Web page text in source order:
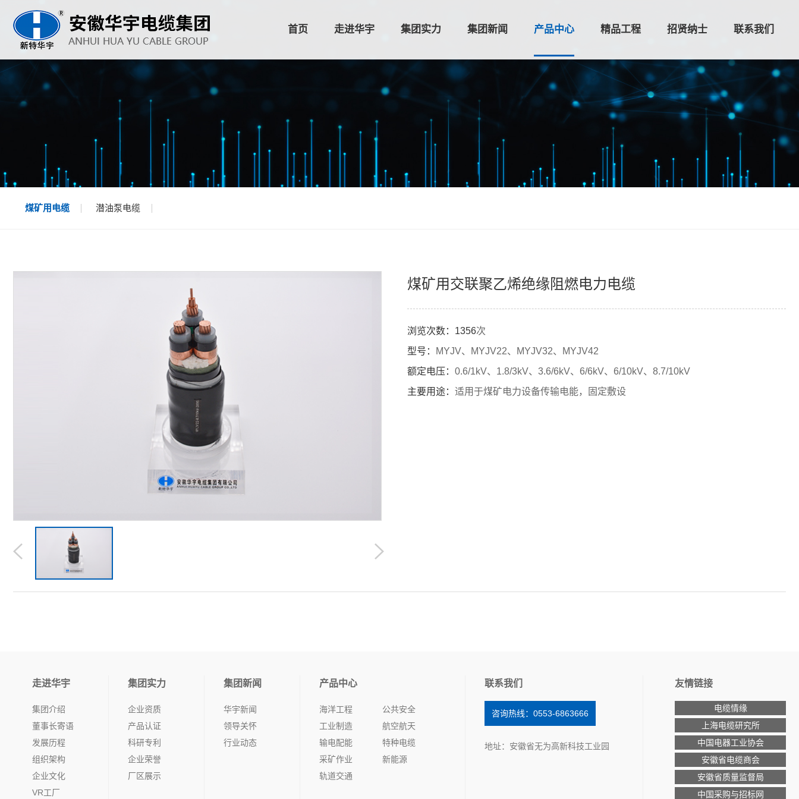
首页 走进华宇 集团实力 集团新闻 产品中心 精品工程 招贤纳士 联系我们
煤矿用电缆 潜油泵电缆
煤矿用交联聚乙烯绝缘阻燃电力电缆
浏览次数： 1356次
型号：
MYJV、MYJV22、MYJV32、MYJV42
额定电压： 0.6/1kV、1.8/3kV、3.6/6kV、6/6kV、6/10kV、8.7/10kV
主要用途： 适用于煤矿电力设备传输电能，固定敷设
走进华宇
集团介绍
董事长寄语
发展历程
组织架构
企业文化
VR工厂
集团实力
企业资质
产品认证
科研专利
企业荣誉
厂区展示
集团新闻
华宇新闻
领导关怀
行业动态
产品中心
海洋工程
工业制造
输电配能
采矿作业
轨道交通
公共安全
航空航天
特种电缆
新能源
联系我们
咨询热线：0553-6863666
地址：安徽省无为高新科技工业园
友情链接
电缆情缘
上海电缆研究所
中国电器工业协会
安徽省电缆商会
安徽省质量监督局
中国采购与招标网